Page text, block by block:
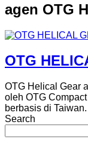
agen OTG
OTG
OTG Helical Gear
oleh OTG
berbasis di
Search